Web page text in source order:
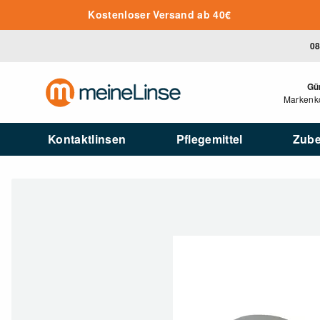
Zum Hauptinhalt springenKostenloser Versand ab 40€
Kontaktlinsen Pflegemittel